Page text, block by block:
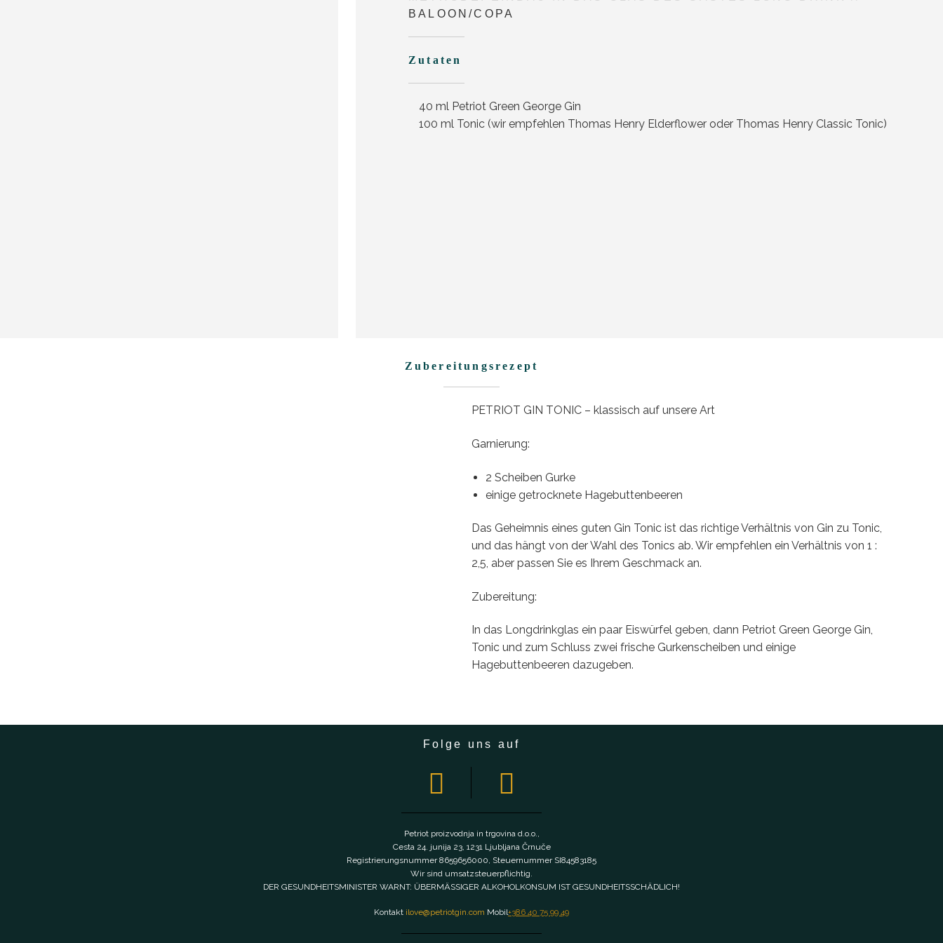
BALOON/COPA
Zutaten
40 ml Petriot Green George Gin
100 ml Tonic (wir empfehlen Thomas Henry Elderflower oder Thomas Henry Classic Tonic)
Zubereitungsrezept
PETRIOT GIN TONIC – klassisch auf unsere Art
Garnierung:
2 Scheiben Gurke
einige getrocknete Hagebuttenbeeren
Das Geheimnis eines guten Gin Tonic ist das richtige Verhältnis von Gin zu Tonic,
und das hängt von der Wahl des Tonics ab. Wir empfehlen ein Verhältnis von 1 :
2,5, aber passen Sie es Ihrem Geschmack an.
Zubereitung:
In das Longdrinkglas ein paar Eiswürfel geben, dann Petriot Green George Gin,
Tonic und zum Schluss zwei frische Gurkenscheiben und einige
Hagebuttenbeeren dazugeben.
Folge uns auf
Petriot proizvodnja in trgovina d.o.o.,
Cesta 24. junija 23, 1231 Ljubljana Črnuče
Registrierungsnummer 8659656000, Steuernummer SI84583185
Wir sind umsatzsteuerpflichtig.
DER GESUNDHEITSMINISTER WARNT: ÜBERMÄSSIGER ALKOHOLKONSUM IST GESUNDHEITSSCHÄDLICH!
Kontakt ilove@petriotgin.com Mobil+386 40 75 99 49